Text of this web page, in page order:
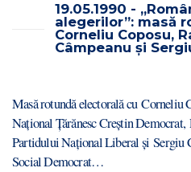
19.05.1990 -
alegerilor”: masă
Corneliu Coposu,
Câmpeanu și
Masă rotundă electorală cu Corneliu
Național Țărănesc Creștin Democrat,
Partidului Național Liberal și Sergiu
Social Democrat…